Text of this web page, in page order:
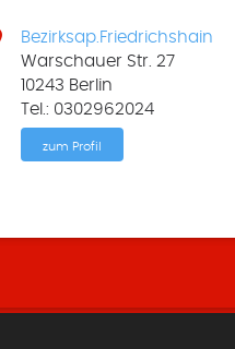
Bezirksap.Friedrichshain
Warschauer Str. 27
10243 Berlin
Tel.: 0302962024
zum Profil